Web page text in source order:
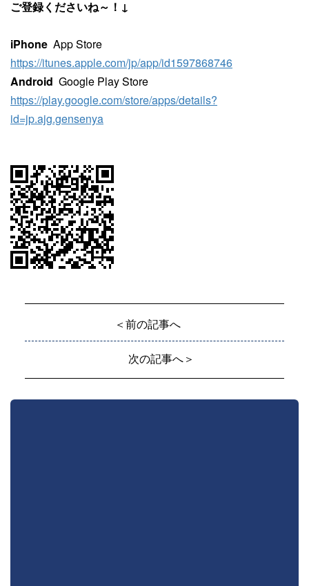
ご登録くださいね～！↓
iPhone App Store
https://itunes.apple.com/jp/app/id1597868746
Android Google Play Store
https://play.google.com/store/apps/details?
id=jp.ajg.gensenya
＜前の記事へ
次の記事へ＞